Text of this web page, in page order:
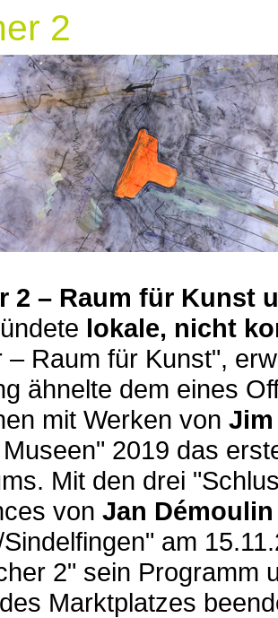
2
2 – Raum für Kunst
lokale, nicht
– Raum für Kunst",
ähnelte dem eines
mit Werken von
2019 das
Mit den drei
von Jan Démoulin
am
2" sein Programm
Marktplatzes